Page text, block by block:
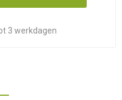
3 werkdagen